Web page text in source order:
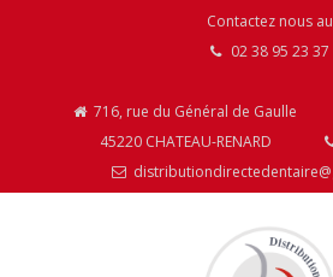
Contactez nous au
02 38 95 23 37
716, rue du Général de Gaulle
45220 CHATEAU-RENARD